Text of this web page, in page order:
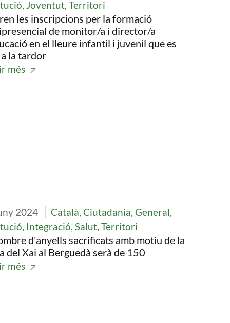
Joventut, Territori
les inscripcions per la formació
de monitor/a i director/a
en el lleure infantil i juvenil que es
la tardor
més
2024
Català, Ciutadania, General,
Integració, Salut, Territori
d'anyells sacrificats amb motiu de la
del Xai al Berguedà serà de 150
més